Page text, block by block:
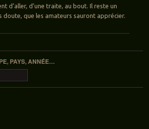
d’aller, d’une traite, au bout. Il reste un
doute, que les amateurs sauront apprécier.
PAYS, ANNÉE…